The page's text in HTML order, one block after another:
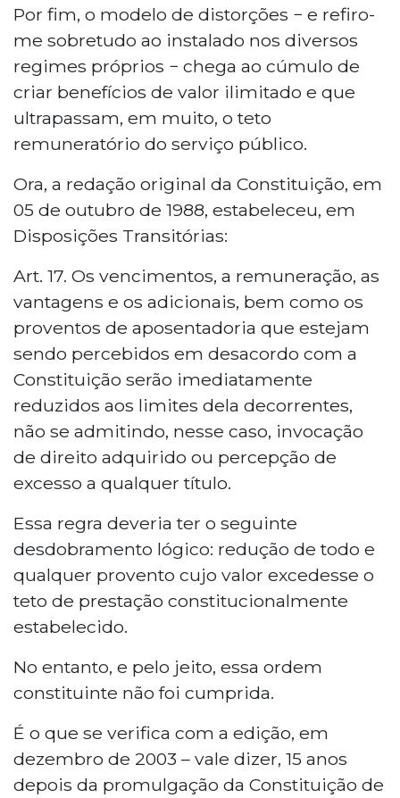
Por fim, o modelo de distorções − e refiro-
me sobretudo ao instalado nos diversos
regimes próprios − chega ao cúmulo de
criar benefícios de valor ilimitado e que
ultrapassam, em muito, o teto
remuneratório do serviço público.
Ora, a redação original da Constituição, em
05 de outubro de 1988, estabeleceu, em
Disposições Transitórias:
Art. 17. Os vencimentos, a remuneração, as
vantagens e os adicionais, bem como os
proventos de aposentadoria que estejam
sendo percebidos em desacordo com a
Constituição serão imediatamente
reduzidos aos limites dela decorrentes,
não se admitindo, nesse caso, invocação
de direito adquirido ou percepção de
excesso a qualquer título.
Essa regra deveria ter o seguinte
desdobramento lógico: redução de todo e
qualquer provento cujo valor excedesse o
teto de prestação constitucionalmente
estabelecido.
No entanto, e pelo jeito, essa ordem
constituinte não foi cumprida.
É o que se verifica com a edição, em
dezembro de 2003 – vale dizer, 15 anos
depois da promulgação da Constituição de